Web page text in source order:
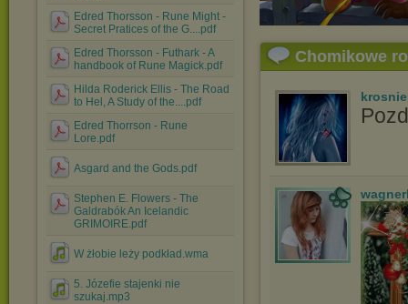
Edred Thorsson - Rune Might -
Secret Pratices of the G....pdf
Edred Thorsson - Futhark - A
handbook of Rune Magick.pdf
Hilda Roderick Ellis - The Road
to Hel, A Study of the....pdf
Edred Thorrson - Rune
Lore.pdf
Asgard and the Gods.pdf
Stephen E. Flowers - The
Galdrabók An Icelandic
GRIMOIRE.pdf
W żłobie leży podkład.wma
5. Józefie stajenki nie
szukaj.mp3
Chomikowe